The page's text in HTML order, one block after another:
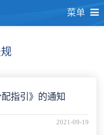
菜单
指引》的通知
2021-09-19